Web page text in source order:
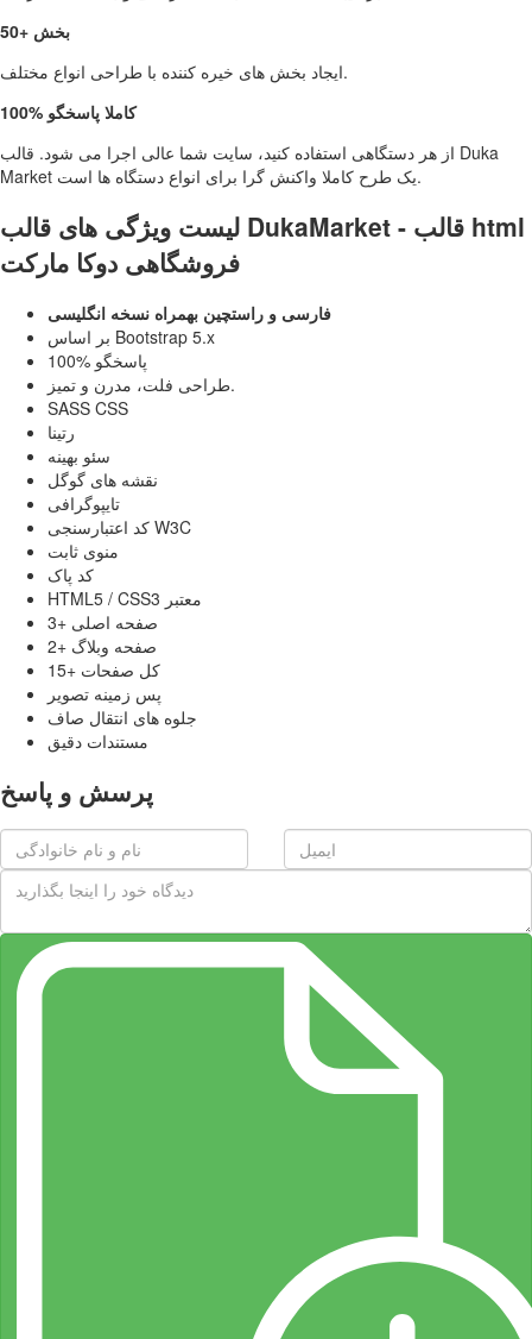
50+ بخش
ایجاد بخش های خیره کننده با طراحی انواع مختلف.
100% کاملا پاسخگو
از هر دستگاهی استفاده کنید، سایت شما عالی اجرا می شود. قالب Duka
Market یک طرح کاملا واکنش گرا برای انواع دستگاه ها است.
لیست ویژگی های قالب DukaMarket - قالب html
فروشگاهی دوکا مارکت
فارسی و راستچین بهمراه نسخه انگلیسی
بر اساس Bootstrap 5.x
100% پاسخگو
طراحی فلت، مدرن و تمیز.
SASS CSS
رتینا
سئو بهینه
نقشه های گوگل
تایپوگرافی
کد اعتبارسنجی W3C
منوی ثابت
کد پاک
HTML5 / CSS3 معتبر
3+ صفحه اصلی
2+ صفحه وبلاگ
15+ کل صفحات
پس زمینه تصویر
جلوه های انتقال صاف
مستندات دقیق
پرسش و پاسخ